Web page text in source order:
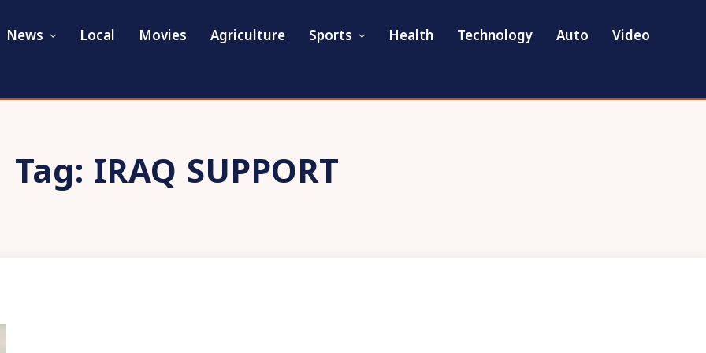
News Local Movies Agriculture Sports Health Technology Auto Video
Tag: IRAQ SUPPORT